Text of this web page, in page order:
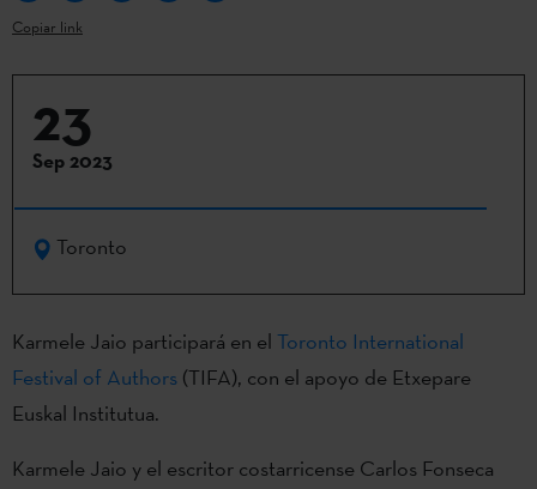
Copiar link
23
Sep 2023
Toronto
Karmele Jaio participará en el Toronto International
Festival of Authors (TIFA), con el apoyo de Etxepare
Euskal Institutua.
Karmele Jaio y el escritor costarricense Carlos Fonseca